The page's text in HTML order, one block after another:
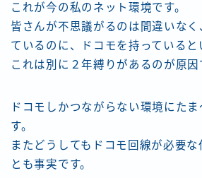
これが今の私のネット環境です。
皆さんが不思議がるのは間違いな
ているのに、ドコモを持っていると
これは別に２年縛りがあるのが原因
ドコモしかつながらない環境にた
す。
またどうしてもドコモ回線が必要な
とも事実です。